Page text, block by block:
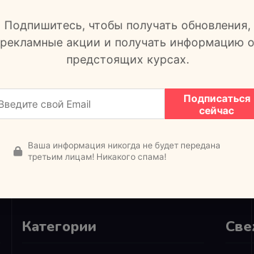
Категории
Подпишитесь, чтобы получать обновления,
рекламные акции и получать информацию о
предстоящих курсах.
Подписаться
сейчас
Ваша информация никогда не будет передана
третьим лицам! Никакого спама!